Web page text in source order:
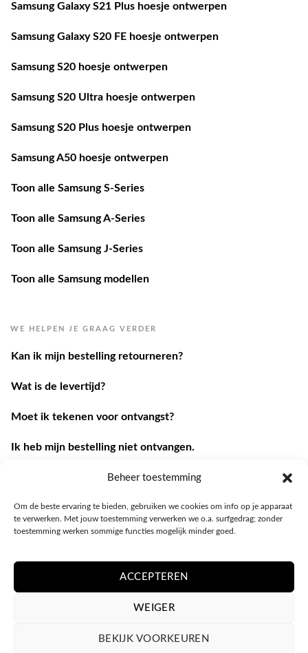
Beheer toestemming
Om de beste ervaring te bieden, gebruiken we cookies om info op je apparaat
te verwerken. Met jouw toestemming verwerken we o.a. surfgedrag; zonder
toestemming werken sommige functies mogelijk minder goed.
ACCEPTEREN
WEIGER
BEKIJK VOORKEUREN
Samsung Galaxy S21 Plus hoesje ontwerpen
Samsung Galaxy S20 FE hoesje ontwerpen
Samsung S20 hoesje ontwerpen
Samsung S20 Ultra hoesje ontwerpen
Samsung S20 Plus hoesje ontwerpen
Samsung A50 hoesje ontwerpen
Toon alle Samsung S-Series
Toon alle Samsung A-Series
Toon alle Samsung J-Series
Toon alle Samsung modellen
WE HELPEN JE GRAAG VERDER
Kan ik mijn bestelling retourneren?
Wat is de levertijd?
Moet ik tekenen voor ontvangst?
Ik heb mijn bestelling niet ontvangen.
Ik heb een andere vraag.
Contacteer ons